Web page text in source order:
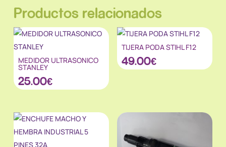
Productos relacionados
MEDIDOR ULTRASONICO
STANLEY
25.00€
TIJERA PODA STIHL F12
49.00€